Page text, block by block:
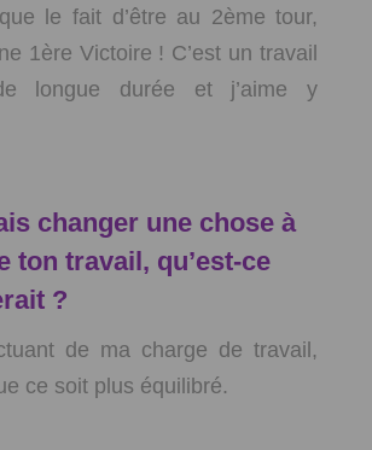
le fait d’être au 2ème tour,
1ère Victoire ! C’est un travail
longue durée et j’aime y
changer une chose à
ton travail, qu’est-ce
?
de ma charge de travail,
ce soit plus équilibré.